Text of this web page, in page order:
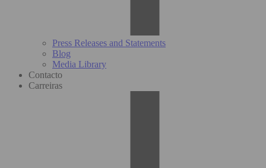
Press Releases and Statements
Blog
Media Library
Contacto
Carreiras